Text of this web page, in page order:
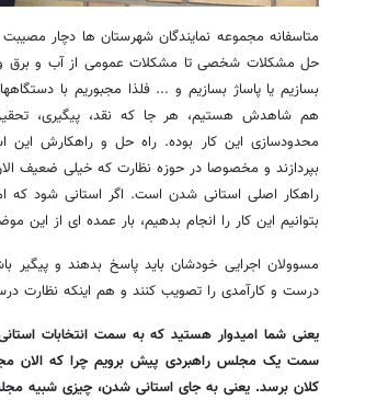
متاسفانه مجموعه نمایندگان شهرستان ها دچار
حل مشکلات شخصی تا مشکلات عمومی از آب و برق و
بسازیم یا پاساژ بسازیم و ... فلذا مجبوریم با
هم شاهدش هستیم، هر جا که نقد، پیگیری،
محدودسازی این کار بوده. راه حل و راهکارش این
بپردازند و مخصوصا در حوزه نظارت که خیلی ضعیف
راهکار اصلی استانی شدن است. اگر استانی شود که
بتوانیم این کار را انجام بدهیم، بار عمده ای از این
مسوولان اجرایی خودشان باید پاسخ بدهند و پیگیر
درست و کارآمدی را تصویب کنند و هم اینکه نظارت
یعنی شما امیدوار هستید که به سمت انتخابات
سمت یک مجلس راهبردی پیش برویم چرا که الان
کلان برسد. یعنی به جای استانی شدن، چیزی شبیه